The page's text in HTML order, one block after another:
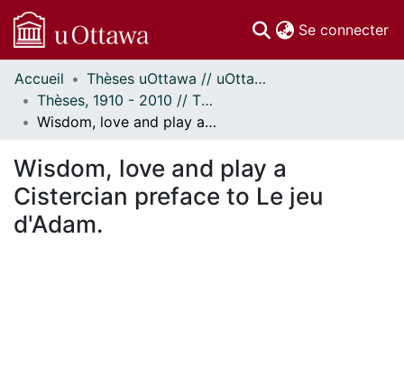
Se connecter
Communautés
et collections
Parcourir
À propos
Accueil
Thèses uOttawa // uOttawa Theses
Thèses, 1910 - 2010 // Theses, 1910 - 2010
Wisdom, love and play a Cistercian preface to Le jeu d'Adam.
Wisdom, love and play a
Cistercian preface to Le jeu
d'Adam.